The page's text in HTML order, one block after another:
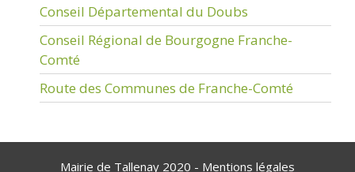
Conseil Départemental du Doubs
Conseil Régional de Bourgogne Franche-
Comté
Route des Communes de Franche-Comté
Mairie de Tallenay 2020 - Mentions légales